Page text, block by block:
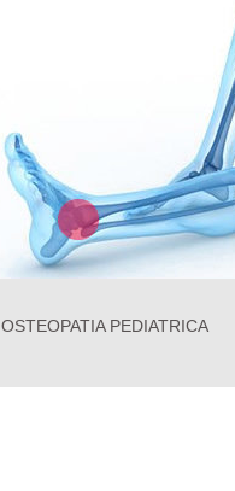
OSTEOPATIA PEDIATRICA